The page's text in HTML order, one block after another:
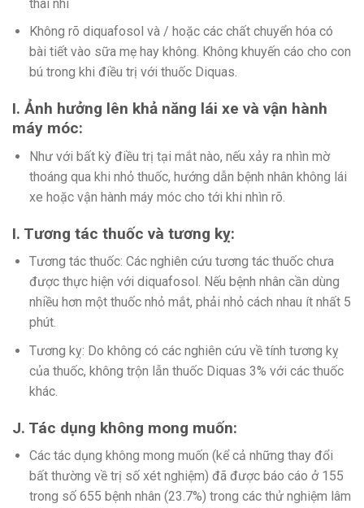
thai nhi
Không rõ diquafosol và / hoặc các chất chuyển hóa có
bài tiết vào sữa mẹ hay không. Không khuyến cáo cho con
bú trong khi điều trị với thuốc Diquas.
I. Ảnh hưởng lên khả năng lái xe và vận hành
máy móc:
Như với bất kỳ điều trị tại mắt nào, nếu xảy ra nhìn mờ
thoáng qua khi nhỏ thuốc, hướng dẫn bệnh nhân không lái
xe hoặc vận hành máy móc cho tới khi nhìn rõ.
I. Tương tác thuốc và tương kỵ:
Tương tác thuốc: Các nghiên cứu tương tác thuốc chưa
được thực hiện với diquafosol. Nếu bệnh nhân cần dùng
nhiều hơn một thuốc nhỏ mắt, phải nhỏ cách nhau ít nhất 5
phút.
Tương kỵ: Do không có các nghiên cứu về tính tương kỵ
của thuốc, không trộn lẫn thuốc Diquas 3% với các thuốc
khác.
J. Tác dụng không mong muốn:
Các tác dụng không mong muốn (kể cả những thay đổi
bất thường về trị số xét nghiệm) đã được báo cáo ở 155
trong số 655 bệnh nhân (23.7%) trong các thử nghiệm lâm